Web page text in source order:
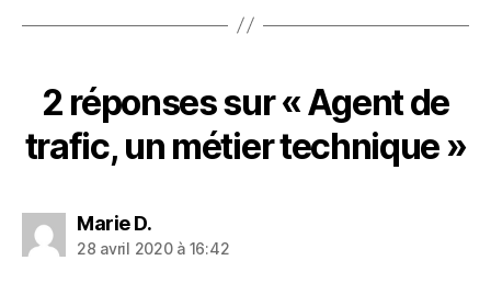
2 réponses sur « Agent de
trafic, un métier technique »
Marie D.dit :
28 avril 2020 à 16:42